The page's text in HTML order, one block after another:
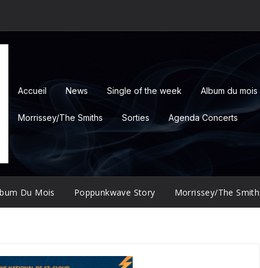
Accueil News Single of the week Album du mois
Morrissey/The Smiths Sorties Agenda Concerts
Du Mois Poppunkwave Story Morrissey/The